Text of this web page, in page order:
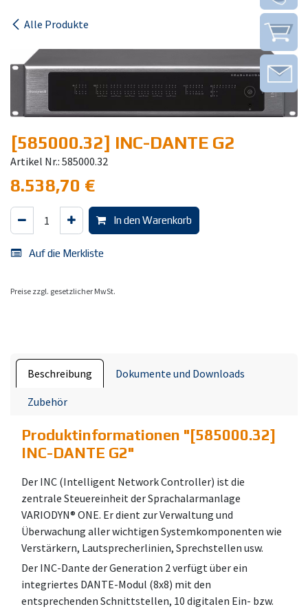
Alle Produkte
[585000.32] INC-DANTE G2
Artikel Nr.: 585000.32
8.538,70 €
In den Warenkorb
Auf die Merkliste
Preise zzgl. gesetzlicher MwSt.
Beschreibung Dokumente und Downloads
Zubehör
Produktinformationen "[585000.32]
INC-DANTE G2"
Der INC (Intelligent Network Controller) ist die
zentrale Steuereinheit der Sprachalarmanlage
VARIODYN® ONE. Er dient zur Verwaltung und
Überwachung aller wichtigen Systemkomponenten wie
Verstärkern, Lautsprecherlinien, Sprechstellen usw.
Der INC-Dante der Generation 2 verfügt über ein
integriertes DANTE-Modul (8x8) mit den
entsprechenden Schnittstellen, 10 digitalen Ein- bzw.